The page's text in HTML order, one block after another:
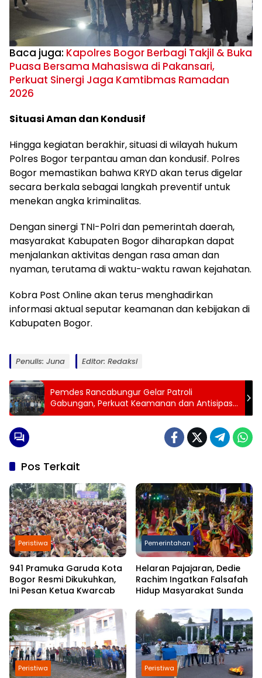
Baca juga: Kapolres Bogor Berbagi Takjil & Buka
Puasa Bersama Mahasiswa di Pakansari,
Perkuat Sinergi Jaga Kamtibmas Ramadan
2026
Situasi Aman dan Kondusif
Hingga kegiatan berakhir, situasi di wilayah hukum
Polres Bogor terpantau aman dan kondusif. Polres
Bogor memastikan bahwa KRYD akan terus digelar
secara berkala sebagai langkah preventif untuk
menekan angka kriminalitas.
Dengan sinergi TNI-Polri dan pemerintah daerah,
masyarakat Kabupaten Bogor diharapkan dapat
menjalankan aktivitas dengan rasa aman dan
nyaman, terutama di waktu-waktu rawan kejahatan.
Kobra Post Online akan terus menghadirkan
informasi aktual seputar keamanan dan kebijakan di
Kabupaten Bogor.
Penulis: Juna Editor: Redaksi
Pemdes Rancabungur Gelar Patroli
Gabungan, Perkuat Keamanan dan Antisipasi
Gangguan Trantibum
Pos Terkait
Peristiwa
941 Pramuka Garuda Kota
Bogor Resmi Dikukuhkan,
Ini Pesan Ketua Kwarcab
Pemerintahan
Helaran Pajajaran, Dedie
Rachim Ingatkan Falsafah
Hidup Masyarakat Sunda
Peristiwa Peristiwa